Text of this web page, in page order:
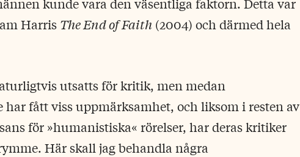
kunde vara den väsentliga faktorn. Detta var
Harris The End of Faith (2004) och därmed hela
utsatts för kritik, men medan
har fått viss uppmärksamhet, och liksom i resten av
för »humanistiska« rörelser, har deras kritiker
Här skall jag behandla några